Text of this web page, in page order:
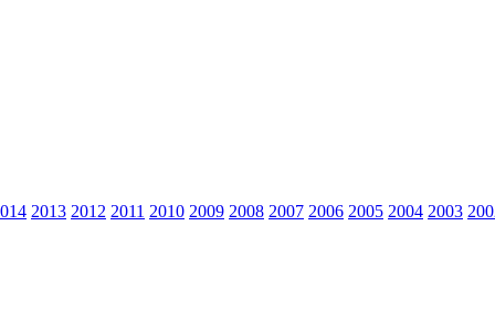
2013 2012 2011 2010 2009 2008 2007 2006 2005 2004 2003